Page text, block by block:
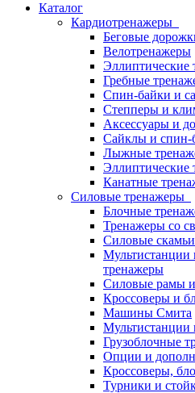
Каталог
Кардиотренажеры
Беговые
Велотренажеры
Эллиптические
Гребные
Спин-байки и
Степперы и
Аксессуары и
Сайклы и спин-
Лыжные
Эллиптические
Канатные
Силовые тренажеры
Блочные
Тренажеры со
Силовые скамьи
тренажеры
Силовые рамы
Кроссоверы и
Машины Смита
Мультистанции
Грузоблочные
Опции и
Кроссоверы,
Турники и